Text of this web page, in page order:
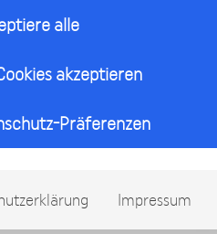
alle
akzeptieren
Präferenzen
Impressum